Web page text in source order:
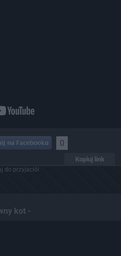
0
Kopiuj link
do przyjaciół
kot -